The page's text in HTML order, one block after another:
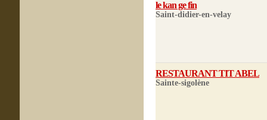
le kan ge fin
Saint-didier-en-velay
RESTAURANT TIT ABEL
Sainte-sigolène